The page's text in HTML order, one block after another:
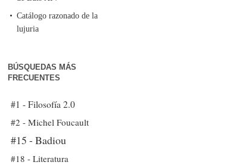
Catálogo razonado de la
lujuria
BÚSQUEDAS MÁS
FRECUENTES
#1 - Filosofía 2.0
#2 - Michel Foucault
#15 - Badiou
#18 - Literatura